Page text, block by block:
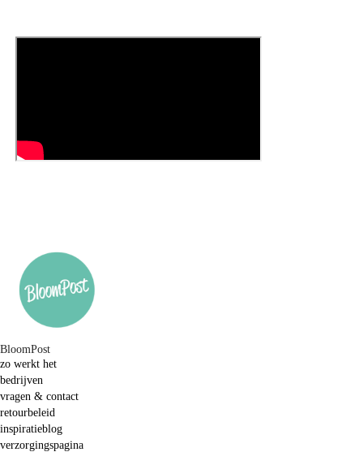
BloomPost
zo werkt het
bedrijven
vragen & contact
retourbeleid
inspiratieblog
verzorgingspagina